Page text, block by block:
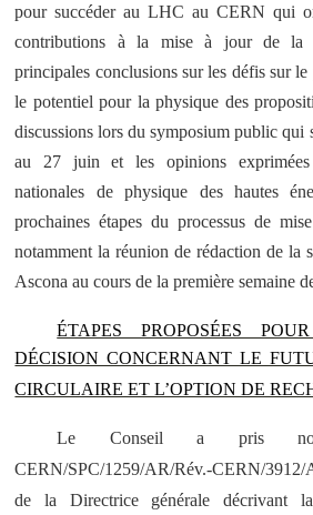
pour succéder au LHC au CERN qui
contributions à la mise à jour de la
principales conclusions sur les défis sur le
le potentiel pour la physique des
discussions lors du symposium public qui
au 27 juin et les opinions exprimées
nationales de physique des hautes
prochaines étapes du processus de
notamment la réunion de rédaction de la
Ascona au cours de la première semaine
ÉTAPES PROPOSÉES
DÉCISION CONCERNANT LE
CIRCULAIRE ET L’OPTION DE
Le Conseil a pris
CERN/SPC/1259/AR/Rév.-CERN/
de la Directrice générale décrivant